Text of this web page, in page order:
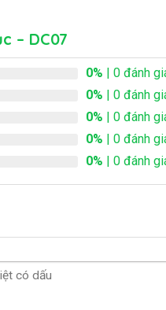
– DC07
0% | 0 đánh
0% | 0 đánh
0% | 0 đánh
0% | 0 đánh
0% | 0 đánh